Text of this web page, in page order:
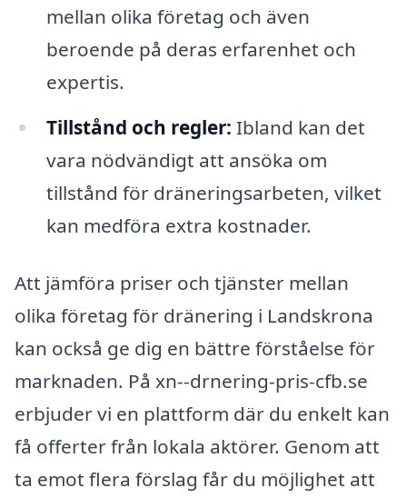
mellan olika företag och även
beroende på deras erfarenhet och
expertis.
Tillstånd och regler: Ibland kan det
vara nödvändigt att ansöka om
tillstånd för dräneringsarbeten, vilket
kan medföra extra kostnader.
Att jämföra priser och tjänster mellan
olika företag för dränering i Landskrona
kan också ge dig en bättre förståelse för
marknaden. På xn--drnering-pris-cfb.se
erbjuder vi en plattform där du enkelt kan
få offerter från lokala aktörer. Genom att
ta emot flera förslag får du möjlighet att